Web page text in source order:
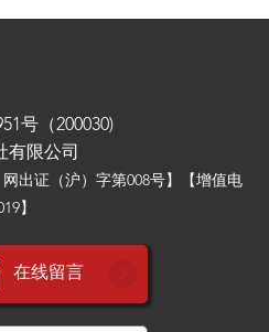
号（200030)
有限公司
网出证（沪）字第008号】【增值电
】
在线留言